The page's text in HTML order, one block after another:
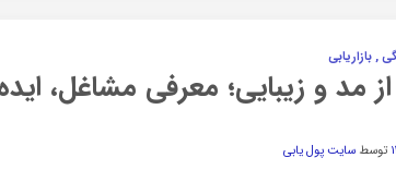
, بازاریابی
مد و زیبایی؛ معرفی مشاغل،
توسطسایت پول یابی